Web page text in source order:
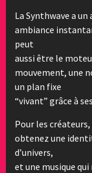
La Synthwave a
ambiance
peut
aussi être le
mouvement, une
un plan fixe
“vivant” grâce à
Pour les
obtenez une
d’univers,
et une musique